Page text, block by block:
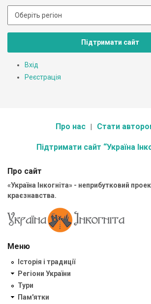
Підтримати сайт
Вхід
Реєстрація
Про нас Стати
Підтримати сайт “Україна
Про сайт
«Україна Інкогніта» - неприбутковий
краєзнавства.
Меню
Історія і традиції
Регіони України
Тури
Пам'ятки